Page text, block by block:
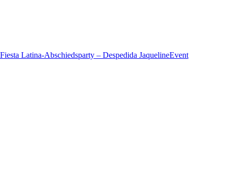
Fiesta Latina-Abschiedsparty – Despedida JaquelineEvent